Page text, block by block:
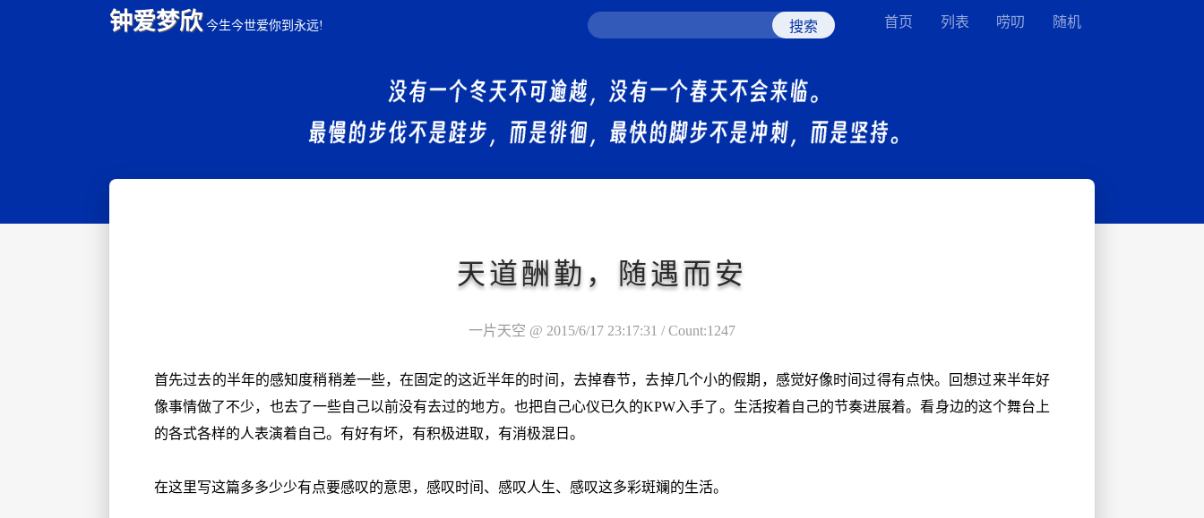
钟爱梦欣 今生今世爱你到永远! 首页 列表 唠叨 随机
天道酬勤，随遇而安
一片天空 @ 2015/6/17 23:17:31 / Count:1247
首先过去的半年的感知度稍稍差一些，在固定的这近半年的时间，去掉春节，去掉几个小的假期，感觉好像时间过得有点快。回想过来半年好
像事情做了不少，也去了一些自己以前没有去过的地方。也把自己心仪已久的KPW入手了。生活按着自己的节奏进展着。看身边的这个舞台上
的各式各样的人表演着自己。有好有坏，有积极进取，有消极混日。
在这里写这篇多多少少有点要感叹的意思，感叹时间、感叹人生、感叹这多彩斑斓的生活。